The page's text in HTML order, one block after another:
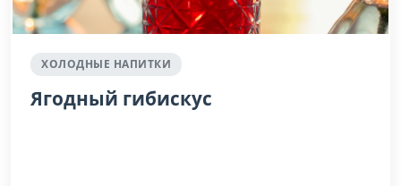
ХОЛОДНЫЕ НАПИТКИ
Ягодный гибискус